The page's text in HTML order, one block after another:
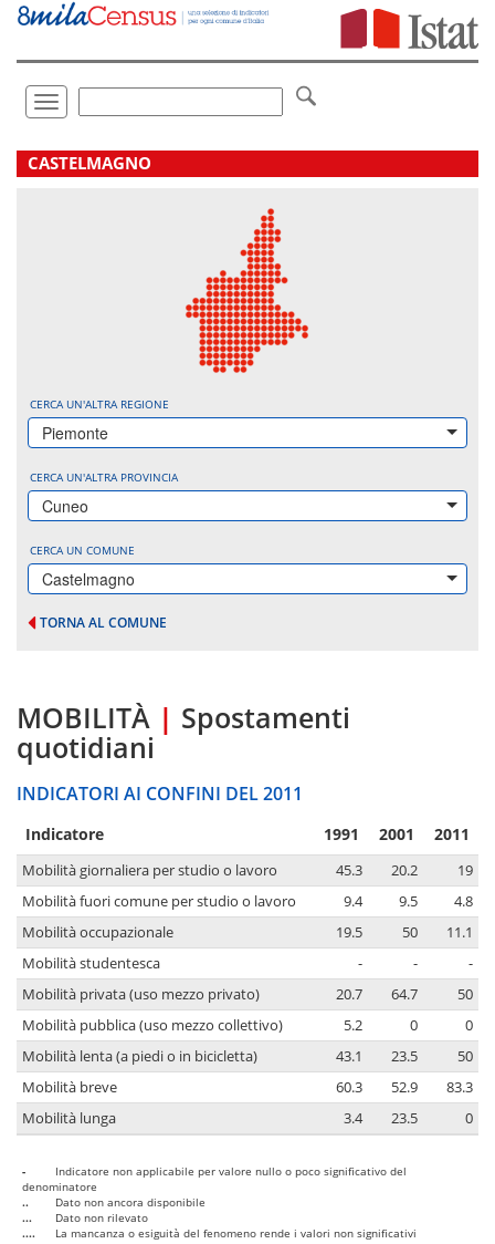
Vai
direttamente
Toggle
navigation
.
CASTELMAGNO
CERCA UN'ALTRA REGIONE
Piemonte
CERCA UN'ALTRA PROVINCIA
Cuneo
CERCA UN COMUNE
Castelmagno
TORNA AL COMUNE
MOBILITÀ | Spostamenti
quotidiani
INDICATORI AI CONFINI DEL 2011
Indicatore 1991 2001 2011
Mobilità giornaliera per studio o lavoro 45.3 20.2
19
Mobilità fuori comune per studio o lavoro
9.4 9.5
4.8
Mobilità occupazionale
19.5 50
11.1
Mobilità studentesca
- -
-
Mobilità privata (uso mezzo privato)
20.7 64.7
50
Mobilità pubblica (uso mezzo collettivo)
5.2 0
0
Mobilità lenta (a piedi o in bicicletta)
43.1 23.5
50
Mobilità breve
60.3 52.9
83.3
Mobilità lunga
3.4 23.5 0
-
Indicatore non applicabile per valore nullo o poco significativo del
denominatore
..
Dato non ancora disponibile
...
Dato non rilevato
....
La mancanza o esiguità del fenomeno rende i valori non significativi